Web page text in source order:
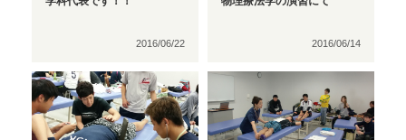
2016/06/22 2016/06/14